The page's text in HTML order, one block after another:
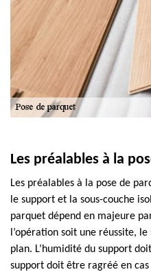
Les préalables à la
Les préalables à la pose de
le support et la sous-couche
parquet dépend en majeure
l’opération soit une réussite,
plan. L’humidité du support
support doit être ragréé en